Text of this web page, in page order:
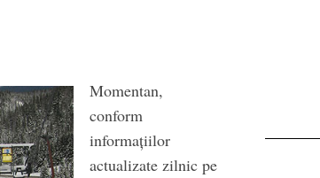
Momentan,
conform
informațiilor
actualizate zilnic pe